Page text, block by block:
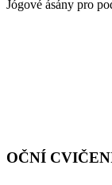
Jógové ásány pro
OČNÍ